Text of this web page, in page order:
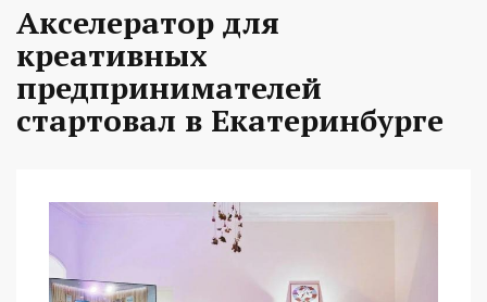
Акселератор для
креативных
предпринимателей
стартовал в Екатеринбурге